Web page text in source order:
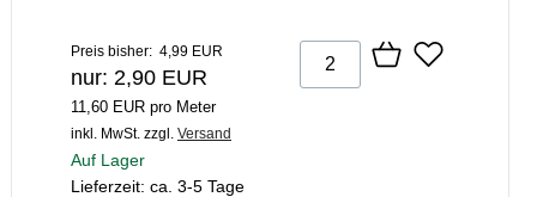
Preis bisher: 4,99 EUR
nur: 2,90 EUR
11,60 EUR pro Meter
inkl. MwSt. zzgl. Versand
Auf Lager
Lieferzeit: ca. 3-5 Tage